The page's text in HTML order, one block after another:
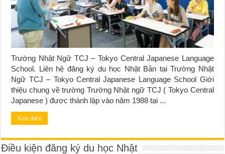
Trường Nhật Ngữ TCJ – Tokyo Central Japanese Language
School. Liên hệ đăng ký du học Nhật Bản tại Trường Nhật
Ngữ TCJ – Tokyo Central Japanese Language School Giới
thiệu chung về trường Trường Nhật ngữ TCJ ( Tokyo Central
Japanese ) được thành lập vào năm 1988 tại ...
Xem thêm
Điều kiện đăng ký du học Nhật